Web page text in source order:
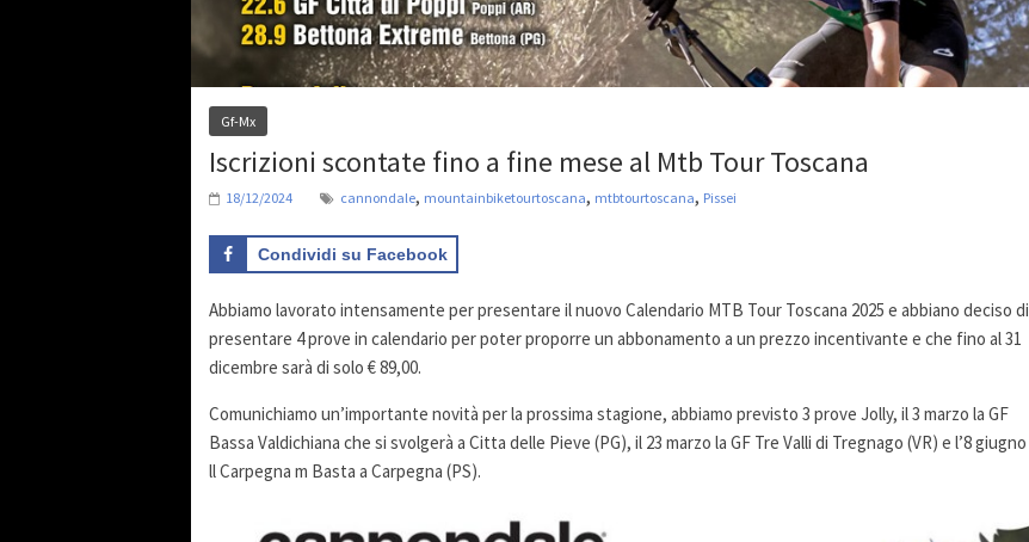
Gf-Mx
Iscrizioni scontate fino a fine mese al Mtb Tour Toscana
18/12/2024 cannondale, mountainbiketourtoscana, mtbtourtoscana, Pissei
Condividi su Facebook
Abbiamo lavorato intensamente per presentare il nuovo Calendario MTB Tour Toscana 2025 e abbiano deciso di
presentare 4 prove in calendario per poter proporre un abbonamento a un prezzo incentivante e che fino al 31
dicembre sarà di solo € 89,00.
Comunichiamo un’importante novità per la prossima stagione, abbiamo previsto 3 prove Jolly, il 3 marzo la GF
Bassa Valdichiana che si svolgerà a Citta delle Pieve (PG), il 23 marzo la GF Tre Valli di Tregnago (VR) e l’8 giugno
ll Carpegna m Basta a Carpegna (PS).